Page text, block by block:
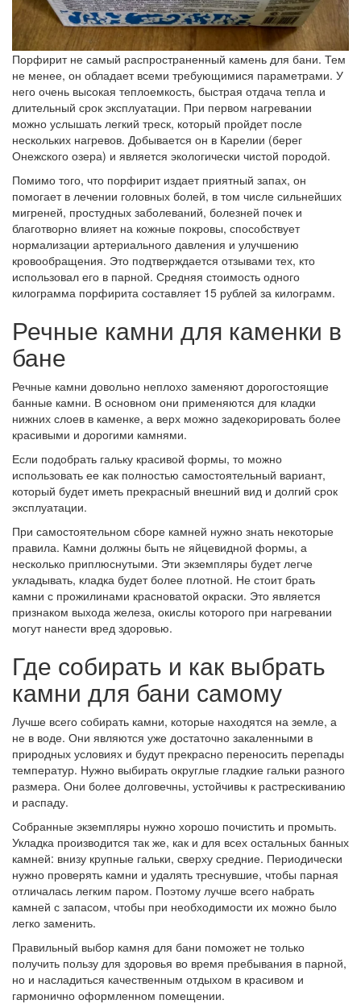
Порфирит не самый распространенный камень для бани. Тем
не менее, он обладает всеми требующимися параметрами. У
него очень высокая теплоемкость, быстрая отдача тепла и
длительный срок эксплуатации. При первом нагревании
можно услышать легкий треск, который пройдет после
нескольких нагревов. Добывается он в Карелии (берег
Онежского озера) и является экологически чистой породой.
Помимо того, что порфирит издает приятный запах, он
помогает в лечении головных болей, в том числе сильнейших
мигреней, простудных заболеваний, болезней почек и
благотворно влияет на кожные покровы, способствует
нормализации артериального давления и улучшению
кровообращения. Это подтверждается отзывами тех, кто
использовал его в парной. Средняя стоимость одного
килограмма порфирита составляет 15 рублей за килограмм.
Речные камни для каменки в
бане
Речные камни довольно неплохо заменяют дорогостоящие
банные камни. В основном они применяются для кладки
нижних слоев в каменке, а верх можно задекорировать более
красивыми и дорогими камнями.
Если подобрать гальку красивой формы, то можно
использовать ее как полностью самостоятельный вариант,
который будет иметь прекрасный внешний вид и долгий срок
эксплуатации.
При самостоятельном сборе камней нужно знать некоторые
правила. Камни должны быть не яйцевидной формы, а
несколько приплюснутыми. Эти экземпляры будет легче
укладывать, кладка будет более плотной. Не стоит брать
камни с прожилинами красноватой окраски. Это является
признаком выхода железа, окислы которого при нагревании
могут нанести вред здоровью.
Где собирать и как выбрать
камни для бани самому
Лучше всего собирать камни, которые находятся на земле, а
не в воде. Они являются уже достаточно закаленными в
природных условиях и будут прекрасно переносить перепады
температур. Нужно выбирать округлые гладкие гальки разного
размера. Они более долговечны, устойчивы к растрескиванию
и распаду.
Собранные экземпляры нужно хорошо почистить и промыть.
Укладка производится так же, как и для всех остальных банных
камней: внизу крупные гальки, сверху средние. Периодически
нужно проверять камни и удалять треснувшие, чтобы парная
отличалась легким паром. Поэтому лучше всего набрать
камней с запасом, чтобы при необходимости их можно было
легко заменить.
Правильный выбор камня для бани поможет не только
получить пользу для здоровья во время пребывания в парной,
но и насладиться качественным отдыхом в красивом и
гармонично оформленном помещении.